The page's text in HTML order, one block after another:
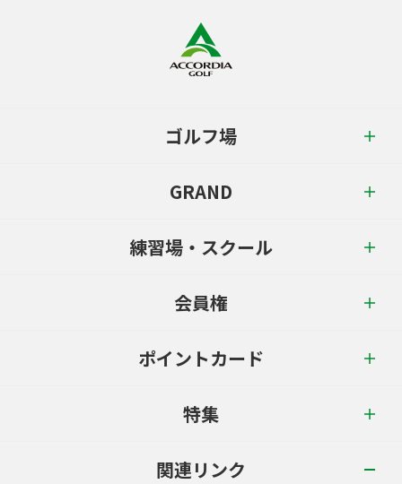
ゴルフ場
GRAND
練習場・スクール
会員権
ポイントカード
特集
関連リンク